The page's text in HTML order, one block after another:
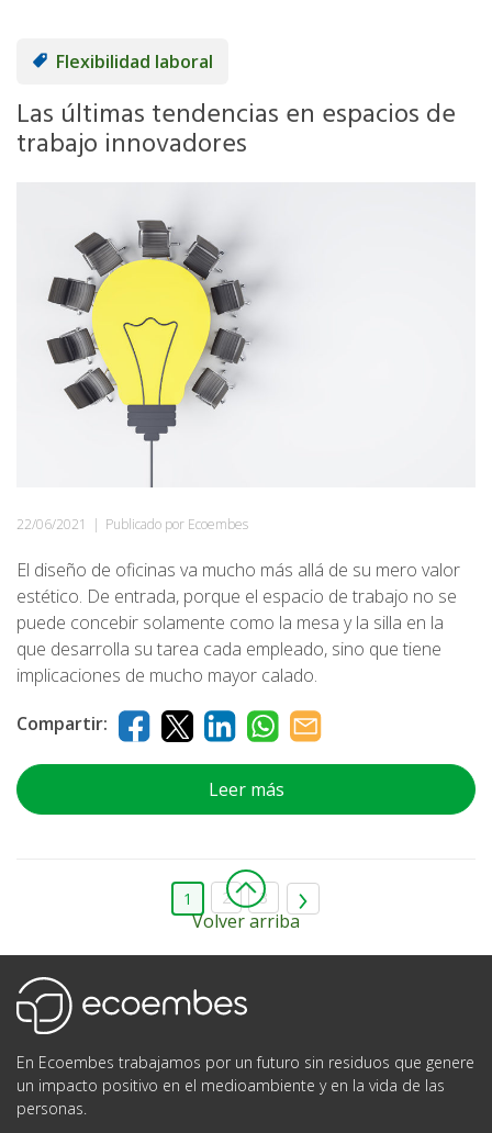
Flexibilidad laboral
Las últimas tendencias en espacios de
trabajo innovadores
22/06/2021 | Publicado por Ecoembes
El diseño de oficinas va mucho más allá de su mero valor
estético. De entrada, porque el espacio de trabajo no se
puede concebir solamente como la mesa y la silla en la
que desarrolla su tarea cada empleado, sino que tiene
implicaciones de mucho mayor calado.
Compartir:
Leer más
1 2 3
Volver arriba
En Ecoembes trabajamos por un futuro sin residuos que genere
un impacto positivo en el medioambiente y en la vida de las
personas.